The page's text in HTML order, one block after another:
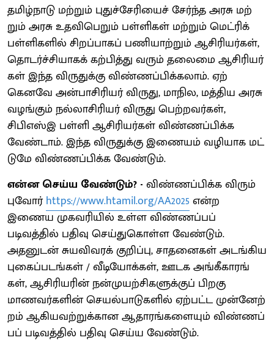
தமிழ்​நாடு மற்​றும் புதுச்​சேரியைச் சேர்ந்த அரசு மற்​
றும் அரசு உதவி​பெறும் பள்​ளி​கள் மற்​றும் மெட்​ரிக்
பள்​ளி​களில் சிறப்​பாகப் பணி​யாற்​றும் ஆசிரியர்​கள்,
தொடர்ச்​சி​யாகக் கற்​பித்து வரும் தலைமை ஆசிரியர்​
கள் இந்த விருதுக்கு விண்​ணப்​பிக்​கலாம். ஏற்​
கெனவே அன்​பாசிரியர் விருது, மாநில, மத்​திய அரசு
வழங்​கும் நல்​லாசிரியர் விருது பெற்​றவர்​கள்,
சிபிஎஸ்இ பள்ளி ஆசிரியர்​கள் விண்​ணப்​பிக்க
வேண்​டாம். இந்த விருதுக்கு இணை​யம் வழி​யாக மட்​
டுமே விண்​ணப்​பிக்க வேண்​டும்.
என்ன செய்ய வேண்​டும்? - விண்​ணப்​பிக்க விரும்​
புவோர்https://www.htamil.org/AA2025 என்ற
இணைய முகவரி​யில் உள்ள விண்​ணப்​பப்
படிவத்தில் பதிவு செய்​து​கொள்ள வேண்​டும்.
அதனுடன் சுய​விவரக் குறிப்​பு, சாதனை​கள் அடங்கிய
புகைப்​படங்​கள் / வீடியோக்​கள், ஊடக அங்​கீ​காரங்​
கள், ஆசிரியரின் நன்​முயற்​சிகளுக்​குப் பிறகு
மாணவர்​களின் செயல்​பாடு​களில் ஏற்​பட்ட முன்​னேற்​
றம் ஆகிய​வற்​றுக்​கான ஆதா​ரங்​களை​யும் விண்​ணப்​
பப் படிவத்​தில் பதிவு செய்ய வேண்​டும்.